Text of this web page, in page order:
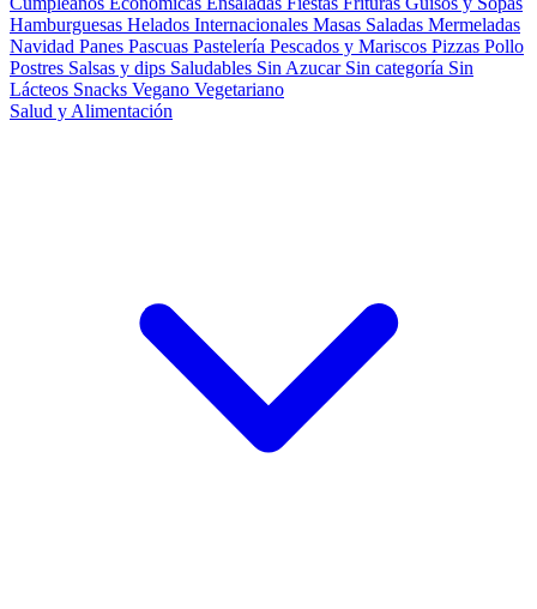
Hamburguesas Helados Internacionales Masas Saladas Mermeladas
Navidad Panes Pascuas Pastelería Pescados y Mariscos Pizzas Pollo
Postres Salsas y dips Saludables Sin Azucar Sin categoría Sin
Lácteos Snacks Vegano Vegetariano
Salud y Alimentación